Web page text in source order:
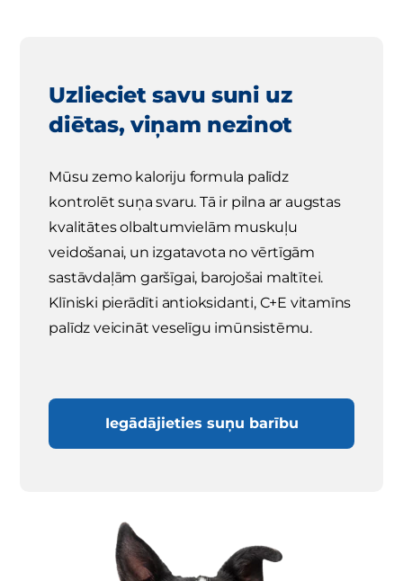
Uzlieciet savu suni uz
diētas, viņam nezinot
Mūsu zemo kaloriju formula palīdz
kontrolēt suņa svaru. Tā ir pilna ar augstas
kvalitātes olbaltumvielām muskuļu
veidošanai, un izgatavota no vērtīgām
sastāvdaļām garšīgai, barojošai maltītei.
Klīniski pierādīti antioksidanti, C+E vitamīns
palīdz veicināt veselīgu imūnsistēmu.
Iegādājieties suņu barību